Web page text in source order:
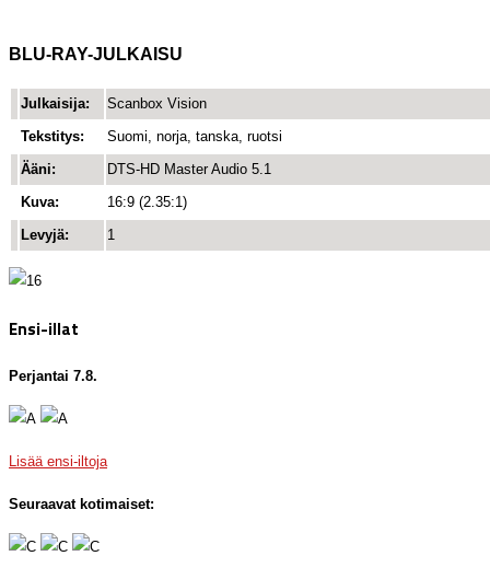
BLU-RAY-JULKAISU
Julkaisija:
Scanbox Vision
Tekstitys:
Suomi, norja, tanska, ruotsi
Ääni:
DTS-HD Master Audio 5.1
Kuva:
16:9 (2.35:1)
Levyjä:
1
Ensi-illat
Perjantai 7.8.
Lisää ensi-iltoja
Seuraavat kotimaiset: